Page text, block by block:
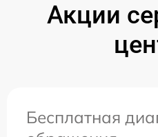
Акции
Бесплатная